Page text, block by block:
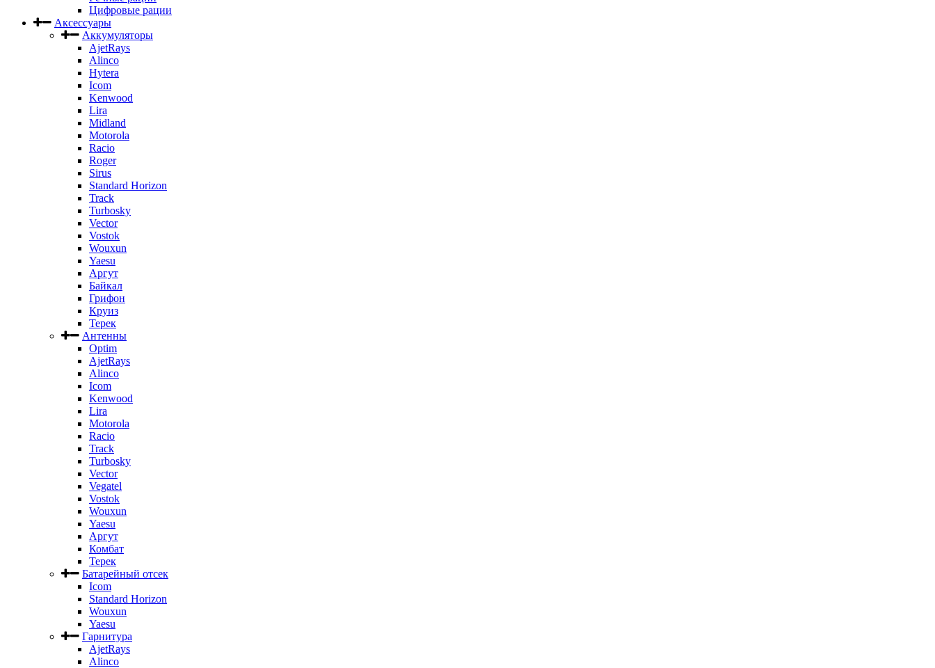
Цифровые рации
Аксессуары
Аккумуляторы
AjetRays
Alinco
Hytera
Icom
Kenwood
Lira
Midland
Motorola
Racio
Roger
Sirus
Standard Horizon
Track
Turbosky
Vector
Vostok
Wouxun
Yaesu
Аргут
Байкал
Грифон
Круиз
Терек
Антенны
Optim
AjetRays
Alinco
Icom
Kenwood
Lira
Motorola
Racio
Track
Turbosky
Vector
Vegatel
Vostok
Wouxun
Yaesu
Аргут
Комбат
Терек
Батарейный отсек
Icom
Standard Horizon
Wouxun
Yaesu
Гарнитура
AjetRays
Alinco